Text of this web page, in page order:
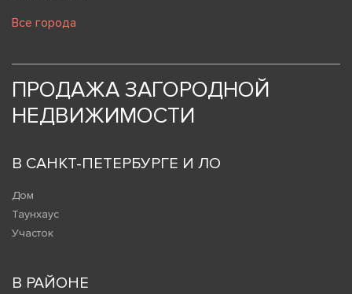
Все города
ПРОДАЖА ЗАГОРОДНОЙ
НЕДВИЖИМОСТИ
В САНКТ-ПЕТЕРБУРГЕ И ЛО
Дом
Таунхаус
Участок
В РАЙОНЕ